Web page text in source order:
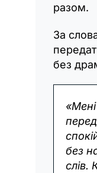
разом.
За
без
без
слів.